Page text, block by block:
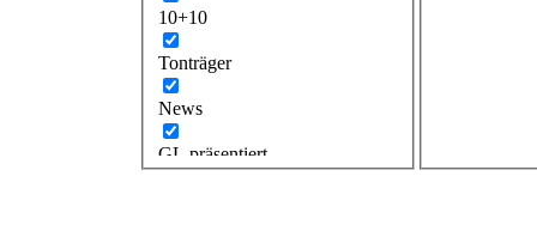
10+10
Tonträger
News
GL präsentiert